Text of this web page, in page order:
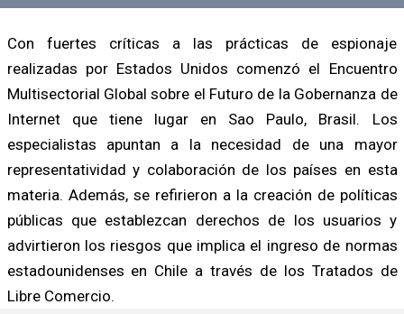
Con fuertes críticas a las prácticas de espionaje
realizadas por Estados Unidos comenzó el Encuentro
Multisectorial Global sobre el Futuro de la Gobernanza de
Internet que tiene lugar en Sao Paulo, Brasil. Los
especialistas apuntan a la necesidad de una mayor
representatividad y colaboración de los países en esta
materia. Además, se refirieron a la creación de políticas
públicas que establezcan derechos de los usuarios y
advirtieron los riesgos que implica el ingreso de normas
estadounidenses en Chile a través de los Tratados de
Libre Comercio.